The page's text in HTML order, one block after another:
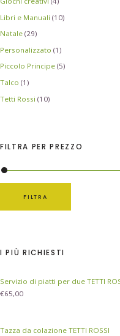
Libri e Manuali (10)
Natale (29)
Personalizzato (1)
Piccolo Principe (5)
Talco (1)
Tetti Rossi (10)
FILTRA PER PREZZO
FILTRA
I PIÙ RICHIESTI
Servizio di piatti per due TETTI
€65,00
Tazza da colazione TETTI ROSSI